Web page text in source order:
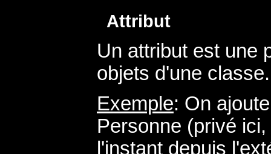
Attribut
Un attribut est une
objets d'une classe.
Exemple: On
Personne (privé
l'instant depuis